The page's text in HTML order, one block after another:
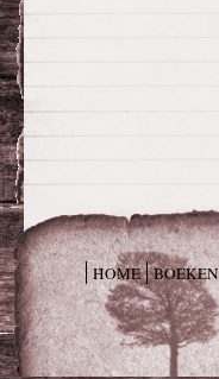
HOME BOEKEN